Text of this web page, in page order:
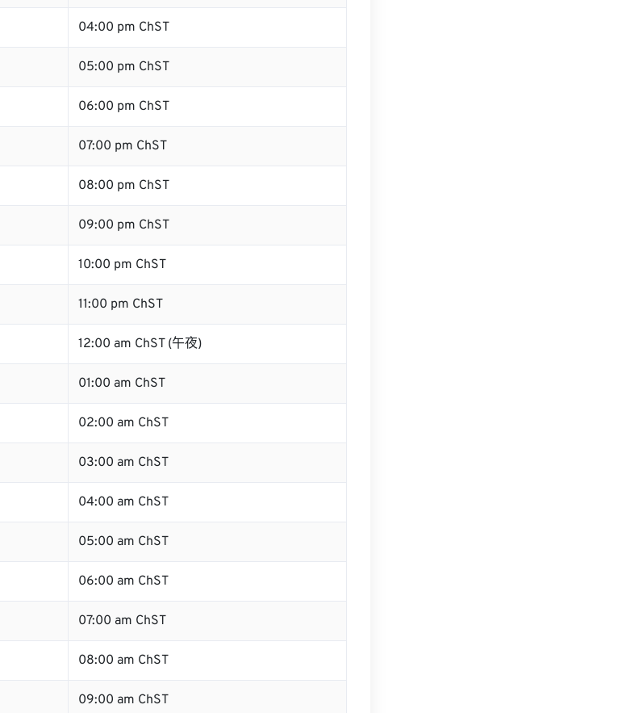
04:00 pm ChST
05:00 pm ChST
06:00 pm ChST
07:00 pm ChST
08:00 pm ChST
09:00 pm ChST
10:00 pm ChST
11:00 pm ChST
12:00 am ChST (午夜)
01:00 am ChST
02:00 am ChST
03:00 am ChST
04:00 am ChST
05:00 am ChST
06:00 am ChST
07:00 am ChST
08:00 am ChST
09:00 am ChST